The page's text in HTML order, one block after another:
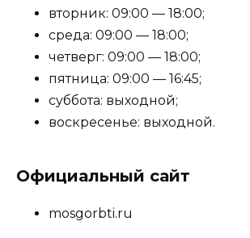
вторник: 09:00 — 18:00;
среда: 09:00 — 18:00;
четверг: 09:00 — 18:00;
пятница: 09:00 — 16:45;
суббота: выходной;
воскресенье: выходной.
Официальный сайт
mosgorbti.ru